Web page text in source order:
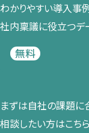
わかりやすい導入事
社内稟議に​役立つデ
無料
まずは​自社の​課題に​
相談したい方は​こちら